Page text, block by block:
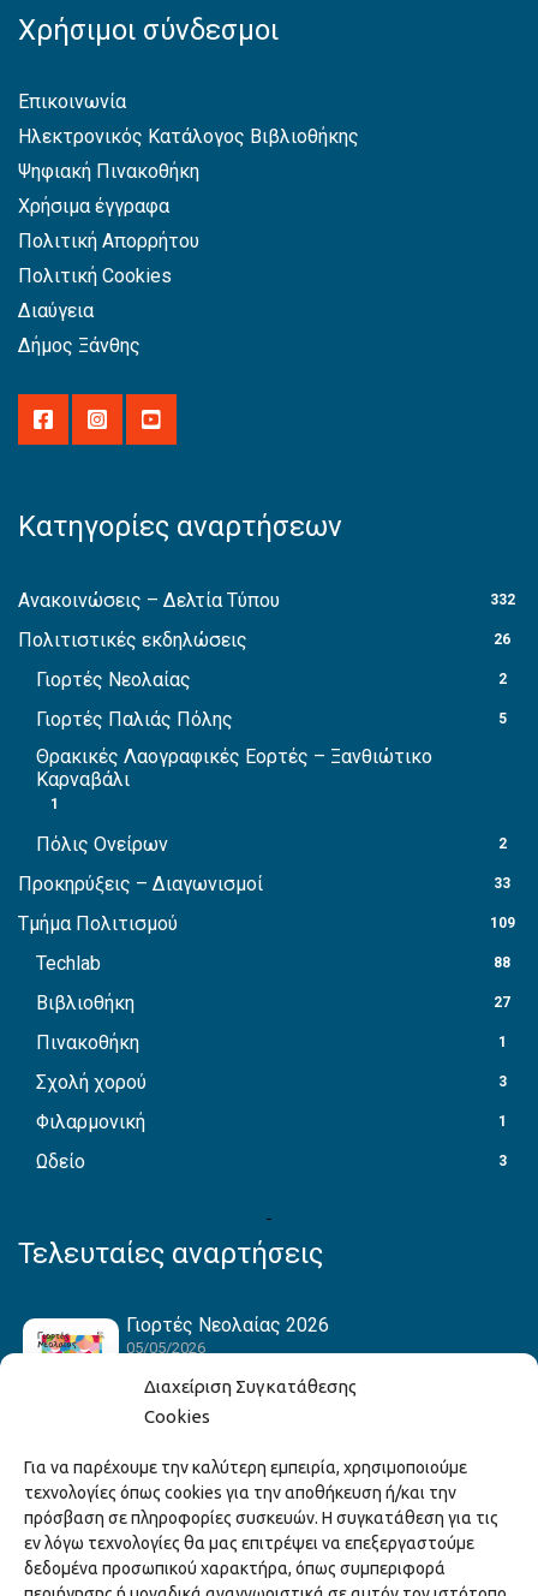
Διαχείριση Συγκατάθεσης
Cookies
Για να παρέχουμε την καλύτερη εμπειρία, χρησιμοποιούμε
τεχνολογίες όπως cookies για την αποθήκευση ή/και την
πρόσβαση σε πληροφορίες συσκευών. Η συγκατάθεση για τις
εν λόγω τεχνολογίες θα μας επιτρέψει να επεξεργαστούμε
δεδομένα προσωπικού χαρακτήρα, όπως συμπεριφορά
Χρήσιμοι σύνδεσμοι
Επικοινωνία
Ηλεκτρονικός Κατάλογος Βιβλιοθήκης
Ψηφιακή Πινακοθήκη
Χρήσιμα έγγραφα
Πολιτική Απορρήτου
Πολιτική Cookies
Διαύγεια
Δήμος Ξάνθης
Κατηγορίες αναρτήσεων
Ανακοινώσεις – Δελτία Τύπου 332
Πολιτιστικές εκδηλώσεις 26
Γιορτές Νεολαίας 2
Γιορτές Παλιάς Πόλης 5
Θρακικές Λαογραφικές Εορτές – Ξανθιώτικο
Καρναβάλι
1
Πόλις Ονείρων 2
Προκηρύξεις – Διαγωνισμοί 33
Τμήμα Πολιτισμού 109
Techlab 88
Βιβλιοθήκη 27
Πινακοθήκη 1
Σχολή χορού 3
Φιλαρμονική 1
Ωδείο 3
Τελευταίες αναρτήσεις
Γιορτές Νεολαίας 2026
05/05/2026
Hack the Match: Γνωρίζοντας τα Αμερικανικά
Αθλήματα! Δημιουργώντας το Δικό σου
Game Story!
22/04/2026